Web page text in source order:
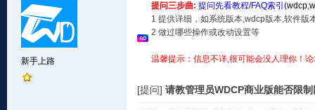
新手上路
提问三步曲: 提问先看教程/FAQ索引(wdcp,
1 提供详细，如系统版本,wdcp版本,软件版
2 做过哪些操作或改动设置等
温馨提示：信息不详,很可能会没人理你！
[提问] 请教管理员WDCP商业版能否限